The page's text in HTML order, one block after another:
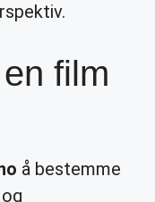
film
å bestemme